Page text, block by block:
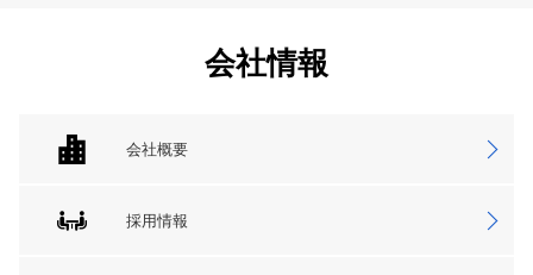
会社情報
会社概要
採用情報